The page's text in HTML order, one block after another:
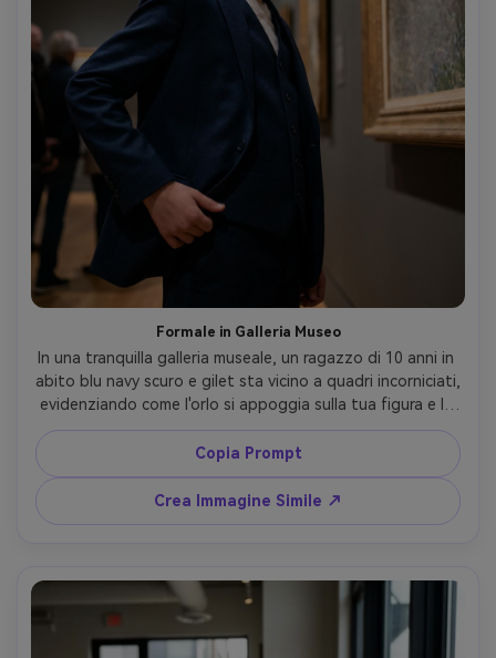
Formale in Galleria Museo
In una tranquilla galleria museale, un ragazzo di 10 anni in
abito blu navy scuro e gilet sta vicino a quadri incorniciati,
evidenziando come l'orlo si appoggia sulla tua figura e la
silhouette che crea; illuminazione morbida da galleria,
Sony A7R V 85mm, composizione verticale, texture nitida
del tessuto, incarnato realistico --ar 4:5
Copia Prompt
Crea Immagine Simile ↗